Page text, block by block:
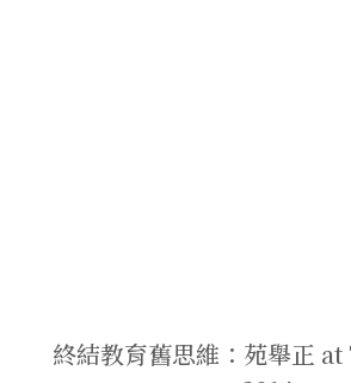
終結教育舊思維：苑舉正